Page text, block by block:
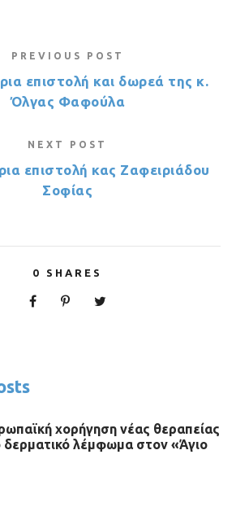
PREVIOUS POST
επιστολή και δωρεά της κ.
Όλγας Φαφούλα
NEXT POST
επιστολή κας Ζαφειριάδου
Σοφίας
0 SHARES
χορήγηση νέας θεραπείας
δερματικό λέμφωμα στον «Άγιο